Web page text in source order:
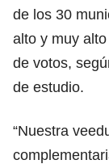
de los 30
alto y muy
de votos,
de estudio.
“Nuestra